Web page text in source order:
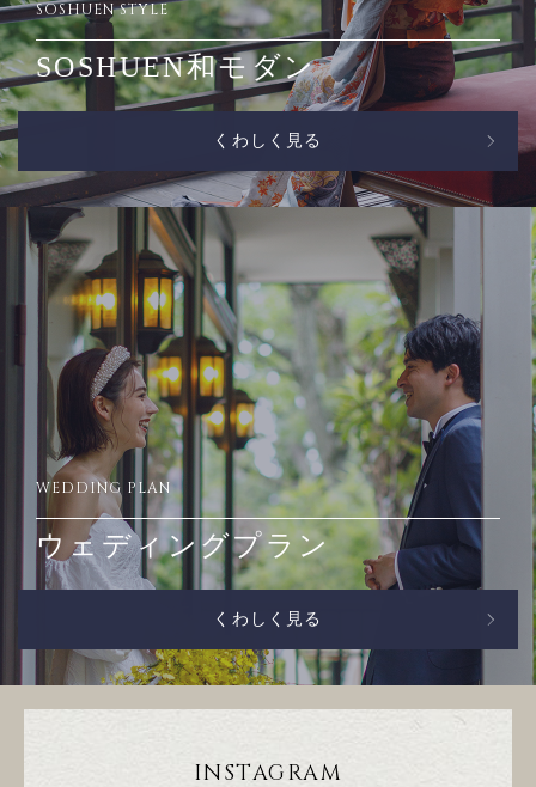
SOSHUEN STYLE
SOSHUEN和モダン
くわしく見る
WEDDING PLAN
ウェディングプラン
くわしく見る
INSTAGRAM